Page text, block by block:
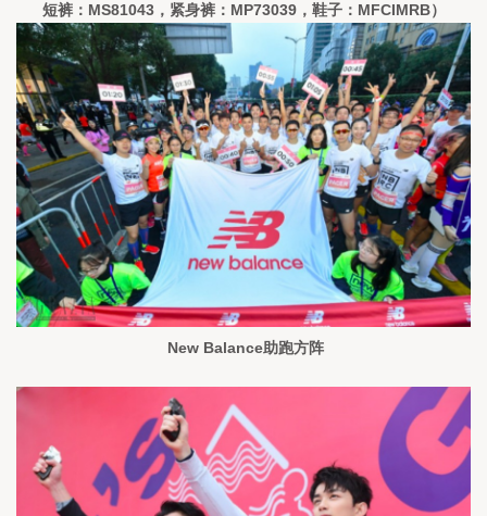
短裤：MS81043，紧身裤：MP73039，鞋子：MFCIMRB）
New Balance助跑方阵